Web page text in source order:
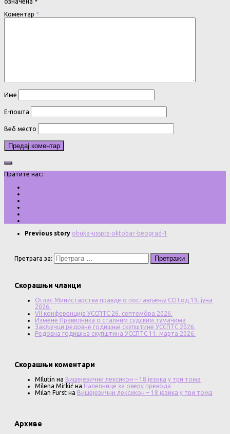
Коментар *
Име
Е-пошта
Веб место
Пратите нас:
Previous story obuka-usspts-oktobar-beograd-1
Претрага за:
Скорашњи чланци
Оглас Министарства правде о постављењу ССП од 19. јуна
2026.
VII конференција УССПТС 26. септембра 2026.
Измене Правилника о сталним судским тумачима
Закључци редовне годишње скупштине УССПТС 2026.
Редовна годишња скупштина УССПТС 11. марта 2026.
Скорашњи коментари
MIlutin на Вишејезични лексикон – 18 језика у три тома
Milena Mirkić на Налепнице за оверу превода
Milan Fürst на Вишејезични лексикон – 18 језика у три тома
Архиве